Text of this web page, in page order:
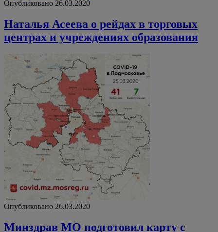
Опубликовано 26.03.2020
Наталья Асеева о рейдах в торговых
центрах и учреждениях образования
Опубликовано 26.03.2020
Минздрав МО подготовил карту с